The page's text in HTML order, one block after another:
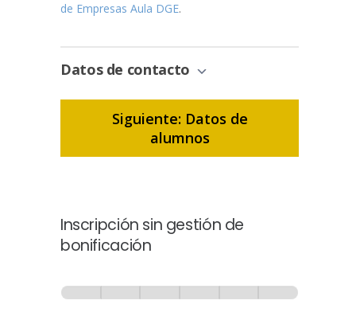
de Empresas Aula DGE.
Datos de contacto
Siguiente: Datos de
alumnos
Inscripción sin gestión de
bonificación
-